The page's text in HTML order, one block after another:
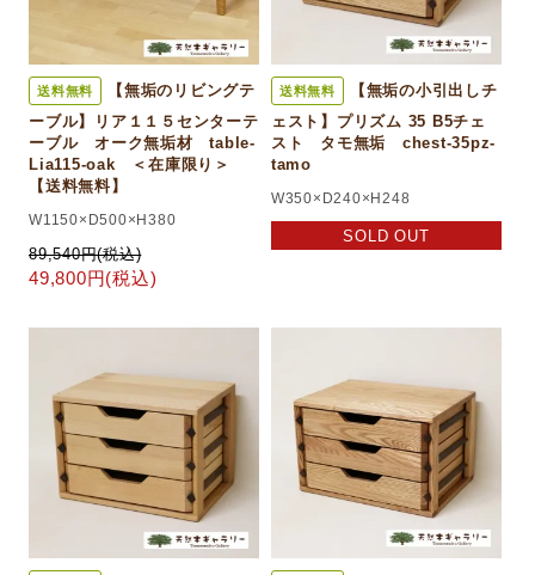
送料無料
【無垢のリビングテ
ーブル】リア１１５センターテ
ーブル オーク無垢材 table-
Lia115-oak ＜在庫限り＞
【送料無料】
W1150×D500×H380
89,540円(税込)
49,800円(税込)
送料無料
【無垢の小引出しチ
ェスト】プリズム 35 B5チェ
スト タモ無垢 chest-35pz-
tamo
W350×D240×H248
SOLD OUT